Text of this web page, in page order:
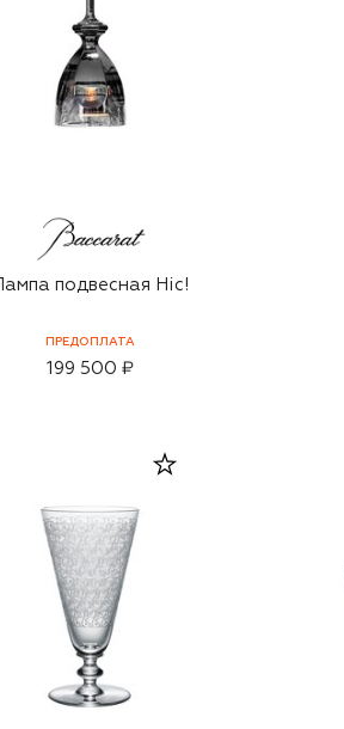
подвесная Hic!
ПРЕДОПЛАТА
199 500 ₽